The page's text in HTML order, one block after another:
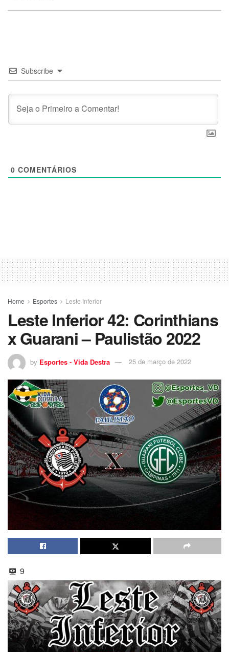
Subscribe
0 COMENTÁRIOS
Home Esportes Leste Inferior
Leste Inferior 42: Corinthians
x Guarani – Paulistão 2022
by Esportes - Vida Destra 25 de março de 2022
9